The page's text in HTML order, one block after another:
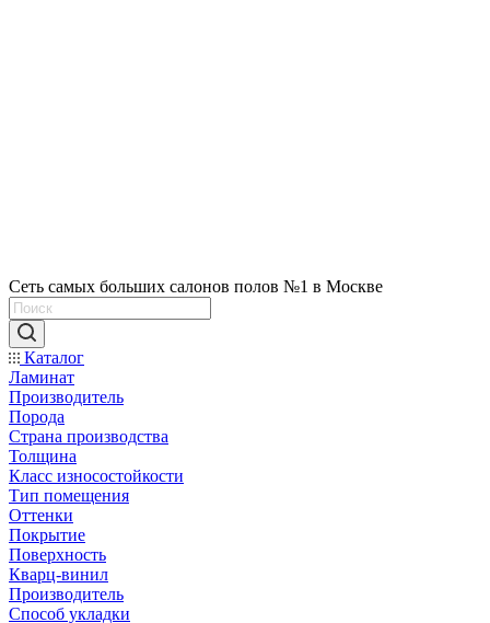
Сеть самых больших салонов полов №1 в Москве
Каталог
Ламинат
Производитель
Порода
Страна производства
Толщина
Класс износостойкости
Тип помещения
Оттенки
Покрытие
Поверхность
Кварц-винил
Производитель
Способ укладки